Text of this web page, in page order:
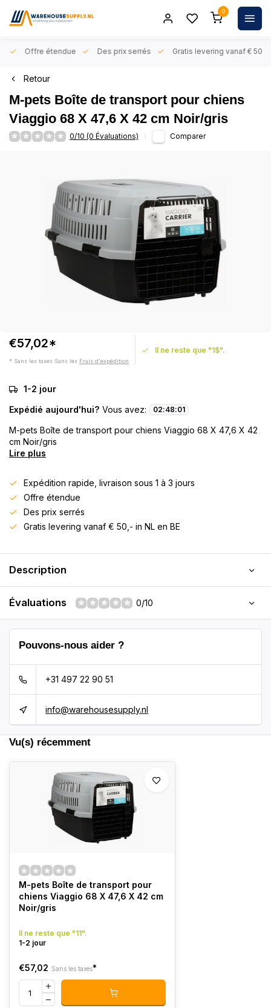
0
Offre étendue Des prix serrés Gratis levering vanaf € 50,-
Retour
M-pets Boîte de transport pour chiens
Viaggio 68 X 47,6 X 42 cm Noir/gris
0/10 (0 Évaluations) Comparer
€57,02*
* Sans les taxes Sans les Frais d'expédition
Il ne reste que "1$".
1-2 jour
Expédié aujourd'hui? Vous avez: 02:48:01
M-pets Boîte de transport pour chiens Viaggio 68 X 47,6 X 42
cm Noir/gris
Lire plus
Expédition rapide, livraison sous 1 à 3 jours
Offre étendue
Des prix serrés
Gratis levering vanaf € 50,- in NL en BE
Description
Évaluations 0/10
Pouvons-nous aider ?
+31 497 22 90 51
info@warehousesupply.nl
Vu(s) récemment
M-pets Boîte de transport pour
chiens Viaggio 68 X 47,6 X 42 cm
Noir/gris
Il ne reste que "11".
1-2 jour
€57,02 Sans les taxes*